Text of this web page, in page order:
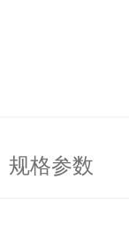
规格参数